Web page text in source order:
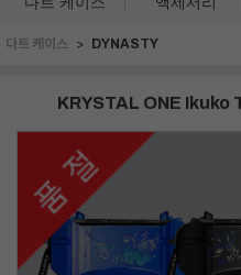
다트 케이스 DYNASTY
KRYSTAL ONE Ikuko